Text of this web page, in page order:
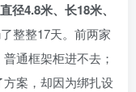
直径4.8米、长18米、
整整17天。前两家
通框架柜进不去；
案，却因为绑扎设